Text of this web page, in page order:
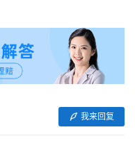
我来回复